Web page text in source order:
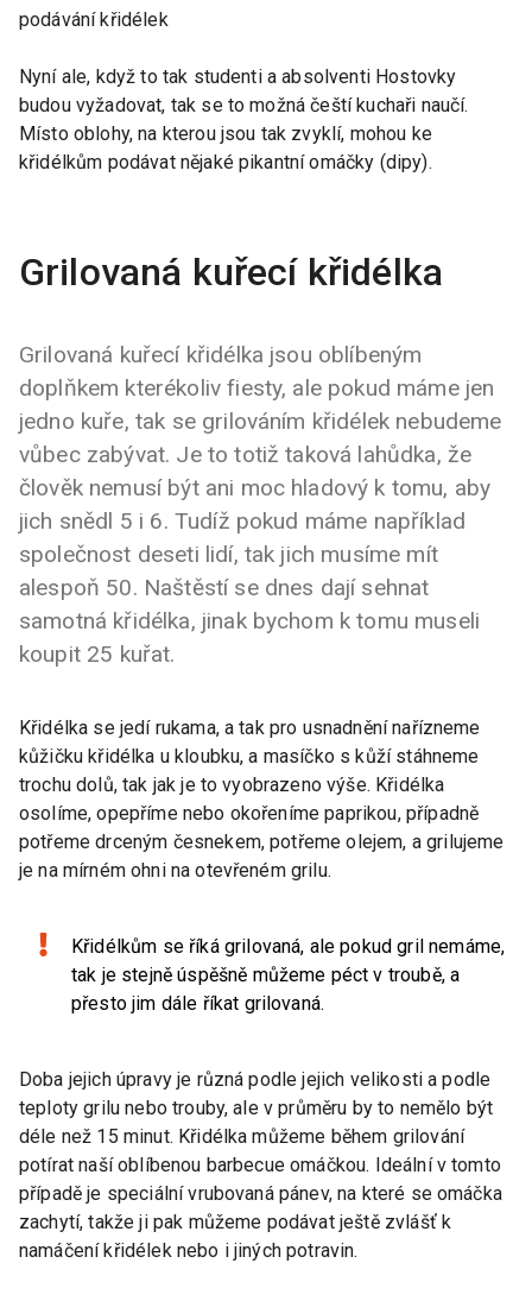
podávání křidélek
Nyní ale, když to tak studenti a absolventi Hostovky
budou vyžadovat, tak se to možná čeští kuchaři naučí.
Místo oblohy, na kterou jsou tak zvyklí, mohou ke
křidélkům podávat nějaké pikantní omáčky (dipy).
Grilovaná kuřecí křidélka
Grilovaná kuřecí křidélka jsou oblíbeným
doplňkem kterékoliv fiesty, ale pokud máme jen
jedno kuře, tak se grilováním křidélek nebudeme
vůbec zabývat. Je to totiž taková lahůdka, že
člověk nemusí být ani moc hladový k tomu, aby
jich snědl 5 i 6. Tudíž pokud máme například
společnost deseti lidí, tak jich musíme mít
alespoň 50. Naštěstí se dnes dají sehnat
samotná křidélka, jinak bychom k tomu museli
koupit 25 kuřat.
Křidélka se jedí rukama, a tak pro usnadnění nařízneme
kůžičku křidélka u kloubku, a masíčko s kůží stáhneme
trochu dolů, tak jak je to vyobrazeno výše. Křidélka
osolíme, opepříme nebo okořeníme paprikou, případně
potřeme drceným česnekem, potřeme olejem, a grilujeme
je na mírném ohni na otevřeném grilu.
Křidélkům se říká grilovaná, ale pokud gril nemáme,
tak je stejně úspěšně můžeme péct v troubě, a
přesto jim dále říkat grilovaná.
Doba jejich úpravy je různá podle jejich velikosti a podle
teploty grilu nebo trouby, ale v průměru by to nemělo být
déle než 15 minut. Křidélka můžeme během grilování
potírat naší oblíbenou barbecue omáčkou. Ideální v tomto
případě je speciální vrubovaná pánev, na které se omáčka
zachytí, takže ji pak můžeme podávat ještě zvlášť k
namáčení křidélek nebo i jiných potravin.